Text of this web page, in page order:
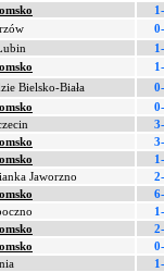
Bielsko-Biała
Jaworzno